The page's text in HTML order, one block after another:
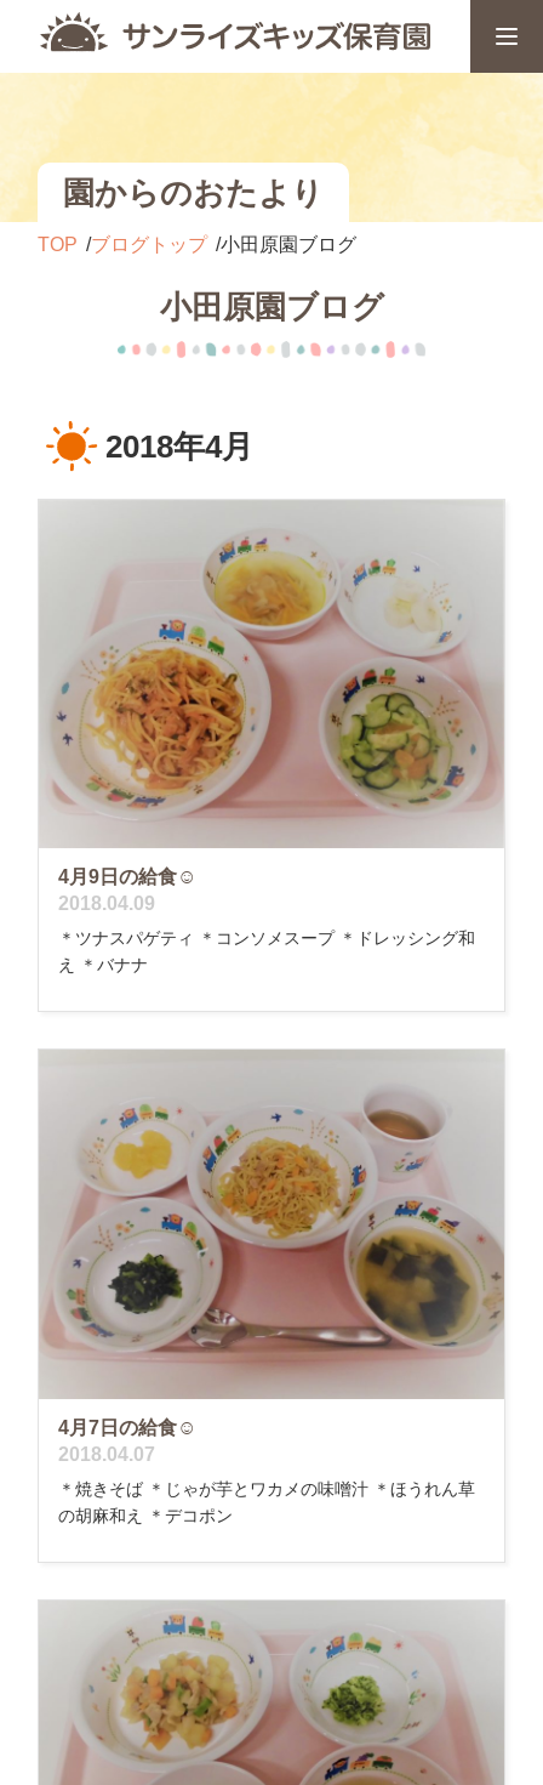
園からのおたより
TOP ブログトップ 小田原園ブログ
小田原園ブログ
2018年4月
4月9日の給食☺
2018.04.09
＊ツナスパゲティ ＊コンソメスープ ＊ドレッシング和
え ＊バナナ
4月7日の給食☺
2018.04.07
＊焼きそば ＊じゃが芋とワカメの味噌汁 ＊ほうれん草
の胡麻和え ＊デコポン